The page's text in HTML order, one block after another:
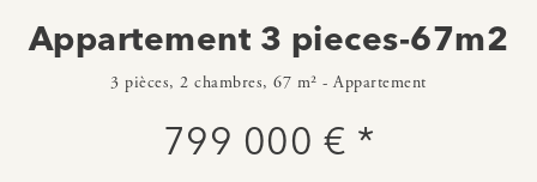
Appartement 3 pieces-67m2
3 pièces, 2 chambres, 67 m² - Appartement
799 000 € *